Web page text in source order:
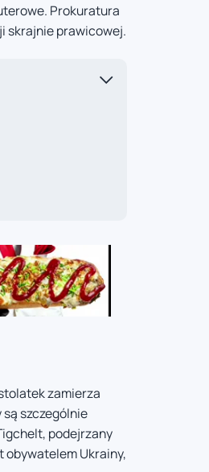
Prokuratura
skrajnie prawicowej.
zamierza
szczególnie
podejrzany
obywatelem Ukrainy,